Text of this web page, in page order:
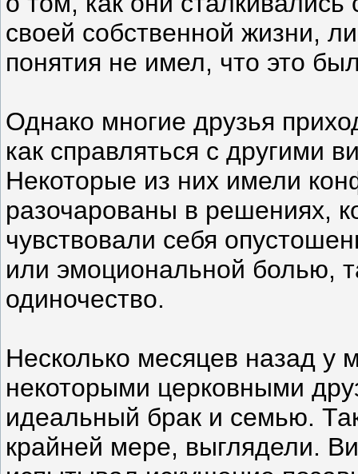
своей собственной жизни,
понятия не имел, что это
Однако многие друзья
как справляться с другими
Некоторые из них имели
разочарованы в решениях,
чувствовали себя
или эмоциональной болью,
одиночество.
Несколько месяцев назад у
некоторыми церковными
идеальный брак и семью.
крайней мере, выглядели.